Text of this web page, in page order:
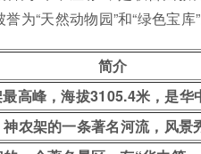
为“天然动物园”和“绿色宝库”
简介
高峰，海拔3105.4米，是华
神农架的一条著名河流，风景